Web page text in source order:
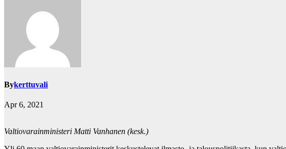
Bykerttuvali
Apr 6, 2021
Valtiovarainministeri Matti Vanhanen (kesk.)